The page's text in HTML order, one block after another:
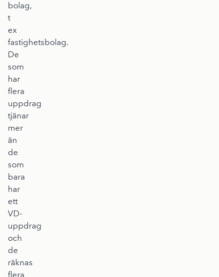
bolag,
t
ex
fastighetsbolag.
De
som
har
flera
uppdrag
tjänar
mer
än
de
som
bara
har
ett
VD-
uppdrag
och
de
räknas
flera